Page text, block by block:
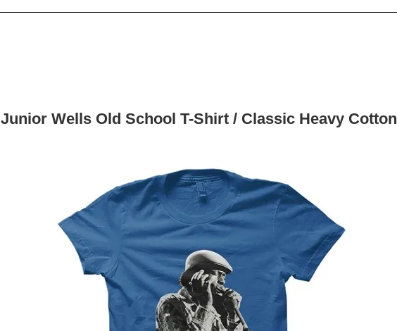
Junior Wells Old School T-Shirt / Classic Heavy Cotton